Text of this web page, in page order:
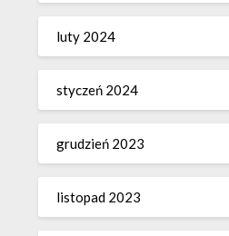
luty 2024
styczeń 2024
grudzień 2023
listopad 2023